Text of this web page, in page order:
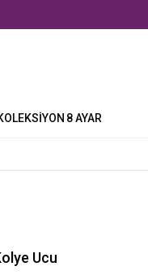
8 AYAR
Ucu